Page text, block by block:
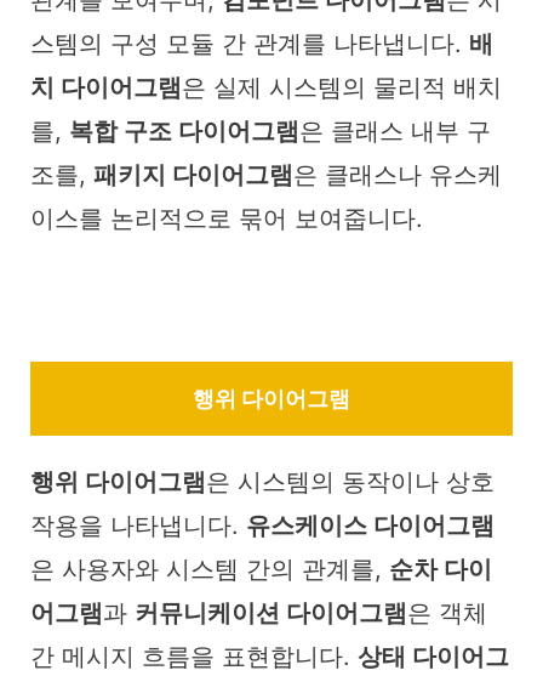
스템의 구성 모듈 간 관계를 나타냅니다. 배
치 다이어그램은 실제 시스템의 물리적 배치
를, 복합 구조 다이어그램은 클래스 내부 구
조를, 패키지 다이어그램은 클래스나 유스케
이스를 논리적으로 묶어 보여줍니다.
행위 다이어그램
행위 다이어그램은 시스템의 동작이나 상호
작용을 나타냅니다. 유스케이스 다이어그램
은 사용자와 시스템 간의 관계를, 순차 다이
어그램과 커뮤니케이션 다이어그램은 객체
간 메시지 흐름을 표현합니다. 상태 다이어그